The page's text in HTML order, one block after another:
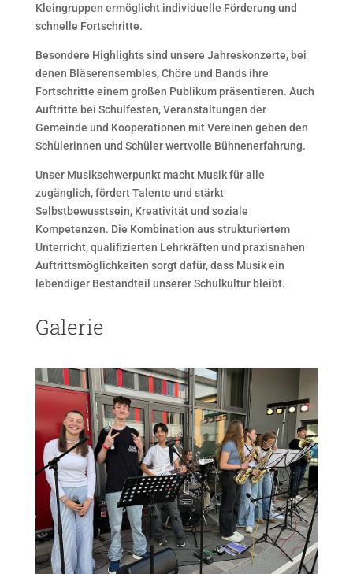
Kleingruppen ermöglicht individuelle Förderung und
schnelle Fortschritte.
Besondere Highlights sind unsere Jahreskonzerte, bei
denen Bläserensembles, Chöre und Bands ihre
Fortschritte einem großen Publikum präsentieren. Auch
Auftritte bei Schulfesten, Veranstaltungen der
Gemeinde und Kooperationen mit Vereinen geben den
Schülerinnen und Schüler wertvolle Bühnenerfahrung.
Unser Musikschwerpunkt macht Musik für alle
zugänglich, fördert Talente und stärkt
Selbstbewusstsein, Kreativität und soziale
Kompetenzen. Die Kombination aus strukturiertem
Unterricht, qualifizierten Lehrkräften und praxisnahen
Auftrittsmöglichkeiten sorgt dafür, dass Musik ein
lebendiger Bestandteil unserer Schulkultur bleibt.
Galerie